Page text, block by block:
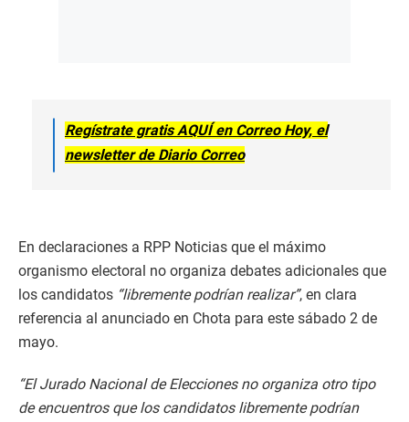
Regístrate gratis AQUÍ en Correo Hoy, el
newsletter de Diario Correo
En declaraciones a RPP Noticias que el máximo
organismo electoral no organiza debates adicionales que
los candidatos “libremente podrían realizar”, en clara
referencia al anunciado en Chota para este sábado 2 de
mayo.
“El Jurado Nacional de Elecciones no organiza otro tipo
de encuentros que los candidatos libremente podrían